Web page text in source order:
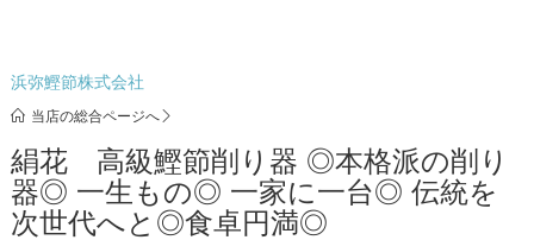
浜弥鰹節株式会社
当店の総合ページへ
絹花 高級鰹節削り器 ◎本格派の削り
器◎ 一生もの◎ 一家に一台◎ 伝統を
次世代へと◎食卓円満◎